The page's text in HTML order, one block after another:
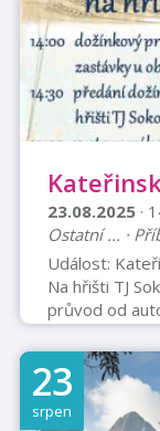
23.08.2025 ·
Ostatní ... ·
Událost:
Na hřišti TJ
průvod od
Předání
15:00:
Předvedení
Vyhodnocení
Hudební
23
srpen